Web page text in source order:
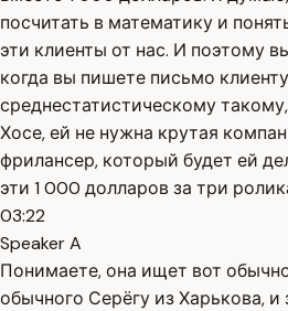
посчитать в математику и
эти клиенты от нас. И поэтому
когда вы пишете письмо
среднестатистическому
Хосе, ей не нужна крутая
фрилансер, который будет ей
эти 1 000 долларов за три
03:22
Speaker A
Понимаете, она ищет вот
обычного Серёгу из Харькова, и